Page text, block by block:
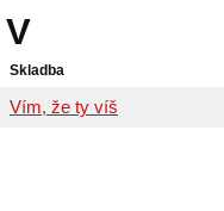
V
Skladba
Vím, že ty víš